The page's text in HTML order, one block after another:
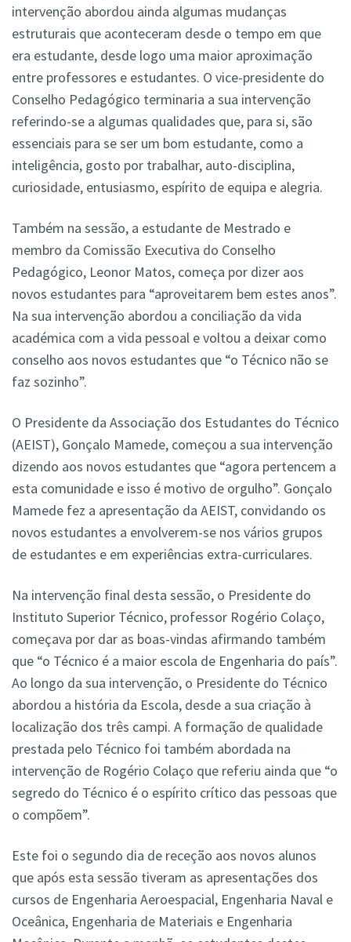
intervenção abordou ainda algumas mudanças
estruturais que aconteceram desde o tempo em que
era estudante, desde logo uma maior aproximação
entre professores e estudantes. O vice-presidente do
Conselho Pedagógico terminaria a sua intervenção
referindo-se a algumas qualidades que, para si, são
essenciais para se ser um bom estudante, como a
inteligência, gosto por trabalhar, auto-disciplina,
curiosidade, entusiasmo, espírito de equipa e alegria.
Também na sessão, a estudante de Mestrado e
membro da Comissão Executiva do Conselho
Pedagógico, Leonor Matos, começa por dizer aos
novos estudantes para “aproveitarem bem estes anos”.
Na sua intervenção abordou a conciliação da vida
académica com a vida pessoal e voltou a deixar como
conselho aos novos estudantes que “o Técnico não se
faz sozinho”.
O Presidente da Associação dos Estudantes do Técnico
(AEIST), Gonçalo Mamede, começou a sua intervenção
dizendo aos novos estudantes que “agora pertencem a
esta comunidade e isso é motivo de orgulho”. Gonçalo
Mamede fez a apresentação da AEIST, convidando os
novos estudantes a envolverem-se nos vários grupos
de estudantes e em experiências extra-curriculares.
Na intervenção final desta sessão, o Presidente do
Instituto Superior Técnico, professor Rogério Colaço,
começava por dar as boas-vindas afirmando também
que “o Técnico é a maior escola de Engenharia do país”.
Ao longo da sua intervenção, o Presidente do Técnico
abordou a história da Escola, desde a sua criação à
localização dos três campi. A formação de qualidade
prestada pelo Técnico foi também abordada na
intervenção de Rogério Colaço que referiu ainda que “o
segredo do Técnico é o espírito crítico das pessoas que
o compõem”.
Este foi o segundo dia de receção aos novos alunos
que após esta sessão tiveram as apresentações dos
cursos de Engenharia Aeroespacial, Engenharia Naval e
Oceânica, Engenharia de Materiais e Engenharia